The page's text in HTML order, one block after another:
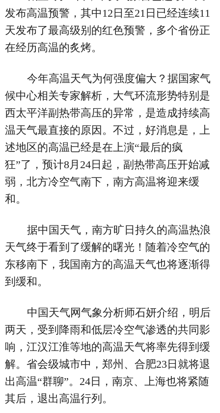
发布高温预警，其中12日至21日已经连续11
天发布了最高级别的红色预警，多个省份正
在经历高温的炙烤。
今年高温天气为何强度偏大？据国家气
候中心相关专家解析，大气环流形势特别是
西太平洋副热带高压的异常，是造成持续高
温天气最直接的原因。不过，好消息是，上
述地区的高温已经是在上演“最后的疯
狂”了，预计8月24日起，副热带高压开始减
弱，北方冷空气南下，南方高温将迎来缓
和。
据中国天气，南方旷日持久的高温热浪
天气终于看到了缓解的曙光！随着冷空气的
东移南下，我国南方的高温天气也将逐渐得
到缓和。
中国天气网气象分析师石妍介绍，明后
两天，受到降雨和低层冷空气渗透的共同影
响，江汉江淮等地的高温天气将率先得到缓
解。省会级城市中，郑州、合肥23日就将退
出高温“群聊”。24日，南京、上海也将紧随
其后，退出高温行列。